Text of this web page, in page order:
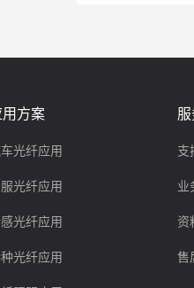
用方案
光纤应用
光纤应用
光纤应用
光纤应用
支
业
资
售